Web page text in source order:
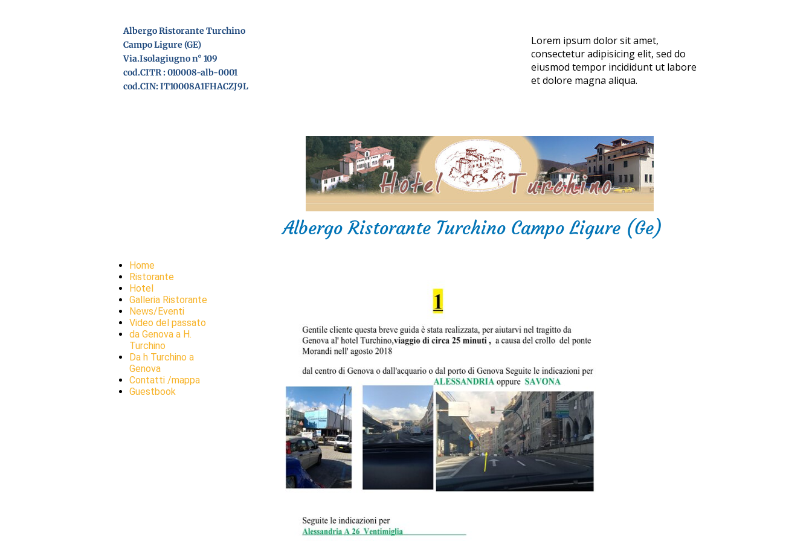
Albergo Ristorante Turchino
Campo Ligure (GE)
Via.Isolagiugno n° 109
cod.CITR : 010008-alb-0001
cod.CIN: IT10008A1FHACZJ9L
Lorem ipsum dolor sit amet,
consectetur adipisicing elit, sed do
eiusmod tempor incididunt ut labore
et dolore magna aliqua.
Albergo Ristorante Turchino Campo Ligure (Ge)
Home
Ristorante
Hotel
Galleria Ristorante
News/Eventi
Video del passato
da Genova a H.
Turchino
Da h Turchino a
Genova
Contatti /mappa
Guestbook